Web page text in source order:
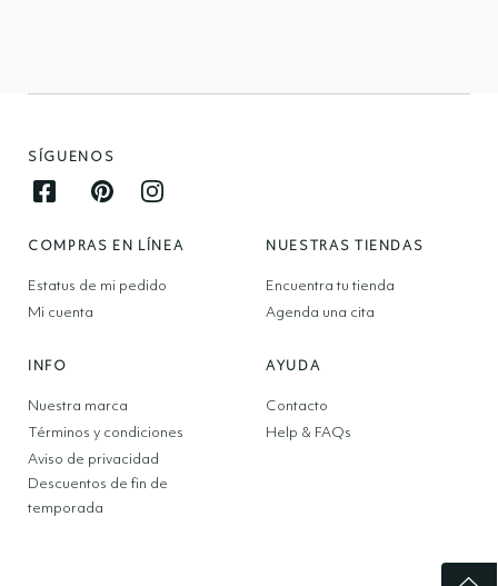
SÍGUENOS
Facebook opens in new window
Pinterest opens in new window
Instagram opens in new window
COMPRAS EN LÍNEA
Estatus de mi pedido
Mi cuenta
NUESTRAS TIENDAS
Encuentra tu tienda
Agenda una cita
INFO
Nuestra marca
Términos y condiciones
Aviso de privacidad
Descuentos de fin de
temporada
AYUDA
Contacto
Help & FAQs